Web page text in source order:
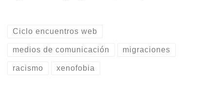
Ciclo encuentros web
medios de comunicación migraciones
racismo xenofobia